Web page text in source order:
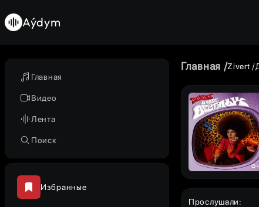
Главная
Видео
Лента
Поиск
Избранные
Aýdym
Главная Zivert
Прослушали: